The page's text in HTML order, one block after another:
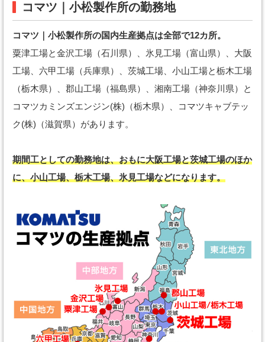
コマツ｜小松製作所の勤務地
コマツ｜小松製作所の国内生産拠点は全部で12カ所。
粟津工場と金沢工場（石川県）、氷見工場（富山県）、大阪
工場、六甲工場（兵庫県）、茨城工場、小山工場と栃木工場
（栃木県）、郡山工場（福島県）、湘南工場（神奈川県）と
コマツカミンズエンジン(株)（栃木県）、コマツキャブテッ
ク(株)（滋賀県）があります。
期間工としての勤務地は、おもに大阪工場と茨城工場のほか
に、小山工場、栃木工場、氷見工場などになります。